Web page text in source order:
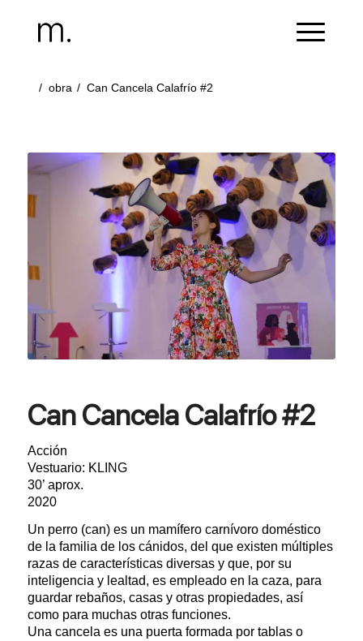
/ obra / Can Cancela Calafrío #2
Can Cancela Calafrío #2
Acción
Vestuario: KLING
30’ aprox.
2020
Un perro (can) es un mamífero carnívoro doméstico
de la familia de los cánidos, del que existen múltiples
razas de características diversas y que, por su
inteligencia y lealtad, es empleado en la caza, para
guardar rebaños, casas y otras propiedades, así
como para muchas otras funciones.
Una cancela es una puerta formada por tablas o